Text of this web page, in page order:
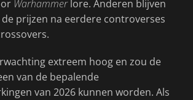
Warhammerlore. Anderen blijven
prijzen na eerdere controverses
extreem hoog en zou de
van de bepalende
van 2026 kunnen worden. Als